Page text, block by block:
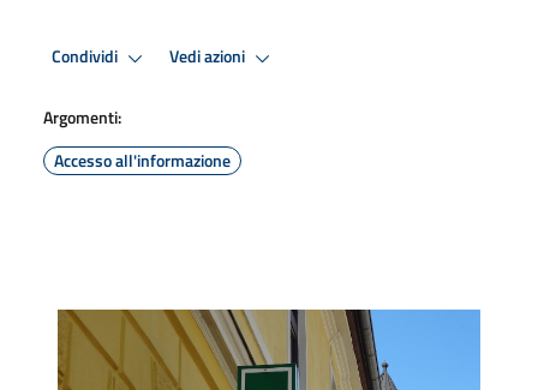
Condividi Vedi azioni
Argomenti:
Accesso all'informazione